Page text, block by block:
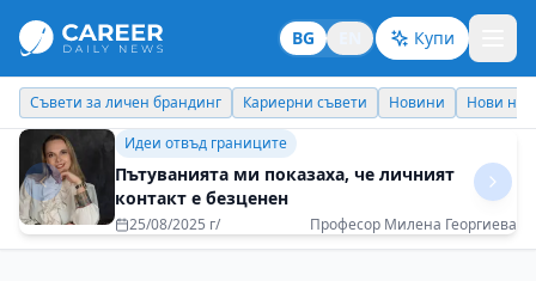
BG Купи
Кариерни съвети Новини Нови назначения Днес празнува
Бизнес брандинг
Постоянното развитие на компанията е
чудесен мотиватор за служителите й
08/05/2025 г/ Пламен Димитров - Coface Bulgaria